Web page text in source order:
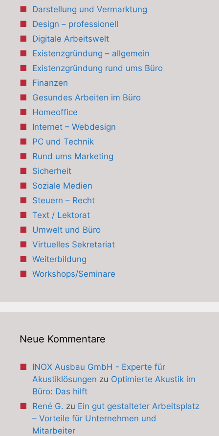
Darstellung und Vermarktung
Design – professionell
Digitale Arbeitswelt
Existenzgründung – allgemein
Existenzgründung rund ums Büro
Finanzen
Gesundes Arbeiten im Büro
Homeoffice
Internet – Webdesign
PC und Technik
Rund ums Marketing
Sicherheit
Soziale Medien
Steuern – Recht
Text / Lektorat
Umwelt und Büro
Virtuelles Sekretariat
Weiterbildung
Workshops/Seminare
Neue Kommentare
INOX Ausbau GmbH - Experte für
Akustiklösungen zu Optimierte Akustik im
Büro: Das hilft
René G. zu Ein gut gestalteter Arbeitsplatz
– Vorteile für Unternehmen und
Mitarbeiter